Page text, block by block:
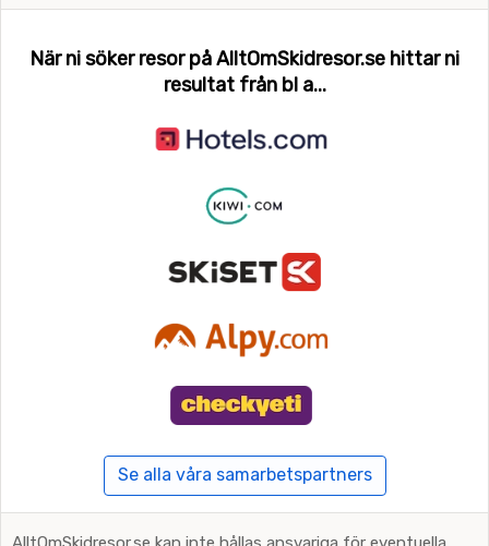
När ni söker resor på AlltOmSkidresor.se hittar ni
resultat från bl a...
Se alla våra samarbetspartners